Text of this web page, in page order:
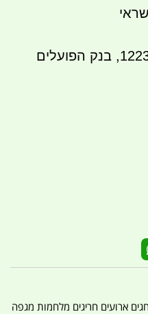
העברה בנקאית לחשבון 12235, בנק הפועלים
שבתות חגים ארועים חריגים מלחמות מגפה